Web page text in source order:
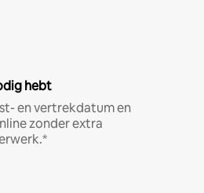
hebt
en vertrekdatum en
zonder extra